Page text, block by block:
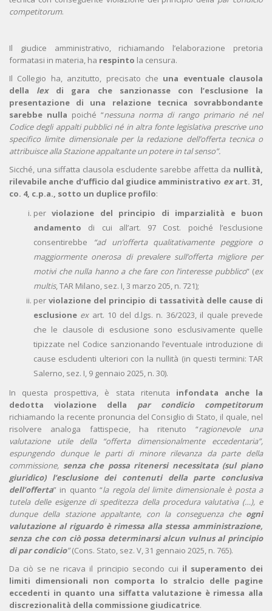
competitorum.
Il giudice amministrativo, richiamando l’elaborazione pretoria
formatasi in materia, ha respinto la censura.
Il Collegio ha, anzitutto, precisato che una eventuale clausola
della lexdi gara che sanzionasse con l’esclusione la
presentazione di una relazione tecnica sovrabbondante
sarebbe nulla poiché “nessuna norma di rango primario né nel
Codice degli appalti pubblici né in altra fonte legislativa prescrive uno
specifico limite dimensionale per la redazione dell’offerta tecnica o
attribuisce alla Stazione appaltante un potere in tal senso”.
Sicché, una siffatta clausola escludente sarebbe affetta da nullità,
rilevabile anche d’ufficio dal giudice amministrativo exart. 31,
co. 4, c.p.a., sotto un duplice profilo:
perviolazione del principio di imparzialità e buon
andamento di cui all’art. 97 Cost. poiché l’esclusione
consentirebbe
“ad un’offerta qualitativamente peggiore o
maggiormente onerosa di prevalere sull’offerta migliore per
motivi che nulla hanno a che fare con l’interesse pubblico” (ex
multis, TAR Milano, sez. I, 3 marzo 205, n. 721);
perviolazione del principio di tassatività delle cause di
esclusione exart. 10 del d.lgs. n. 36/2023, il quale prevede
che le clausole di esclusione sono esclusivamente quelle
tipizzate nel Codice sanzionando l’eventuale introduzione di
cause escludenti ulteriori con la nullità (in questi termini: TAR
Salerno, sez. I, 9 gennaio 2025, n. 30).
In questa prospettiva, è stata ritenuta infondata anche la
dedotta violazione della par condicio competitorum
richiamando la recente pronuncia del Consiglio di Stato, il quale, nel
risolvere analoga fattispecie, ha ritenuto “ragionevole una
valutazione utile della “offerta dimensionalmente eccedentaria”,
espungendo dunque le parti di minore rilevanza da parte della
commissione, senza che possa ritenersi necessitata (sul piano
giuridico) l’esclusione dei contenuti della parte conclusiva
dell’offerta” in quanto “la regola del limite dimensionale è posta a
tutela delle esigenze di speditezza della procedura valutativa (…), e
dunque della stazione appaltante, con la conseguenza che ogni
valutazione al riguardo è rimessa alla stessa amministrazione,
senza che con ciò possa determinarsi alcun vulnus al principio
di par condicio”(Cons. Stato, sez. V, 31 gennaio 2025, n. 765).
Da ciò se ne ricava il principio secondo cui il superamento dei
limiti dimensionali non comporta lo stralcio delle pagine
eccedenti in quanto una siffatta valutazione è rimessa alla
discrezionalità della commissione giudicatrice.